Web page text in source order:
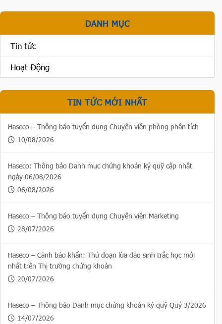
DANH MỤC
Tin tức
Hoạt Động
TIN TỨC MỚI NHẤT
Haseco – Thông báo tuyển dụng Chuyên viên phòng phân tích
10/08/2026
Haseco: Thông báo Danh mục chứng khoán ký quỹ cập nhật
ngày 06/08/2026
06/08/2026
Haseco – Thông báo tuyển dụng Chuyên viên Marketing
28/07/2026
Haseco – Cảnh báo khẩn: Thủ đoạn lừa đảo sinh trắc học mới
nhất trên Thị trường chứng khoán
20/07/2026
Haseco – Thông báo Danh mục chứng khoán ký quỹ Quý 3/2026
14/07/2026